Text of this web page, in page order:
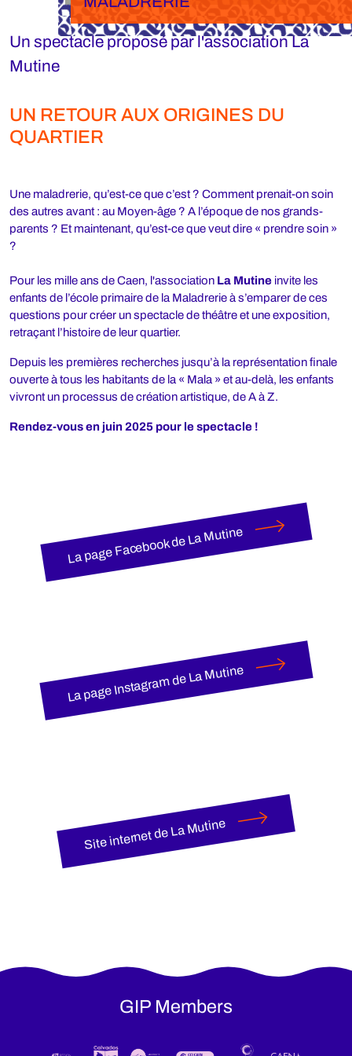
Un spectacle proposé par l'association La
Mutine
UN RETOUR AUX ORIGINES DU
QUARTIER
Une maladrerie, qu’est-ce que c’est ? Comment prenait-on soin
des autres avant : au Moyen-âge ? A l’époque de nos grands-
parents ? Et maintenant, qu’est-ce que veut dire « prendre soin »
?
Pour les mille ans de Caen, l'association La Mutine invite les
enfants de l’école primaire de la Maladrerie à s’emparer de ces
questions pour créer un spectacle de théâtre et une exposition,
retraçant l’histoire de leur quartier.
Depuis les premières recherches jusqu’à la représentation finale
ouverte à tous les habitants de la « Mala » et au-delà, les enfants
vivront un processus de création artistique, de A à Z.
Rendez-vous en juin 2025 pour le spectacle !
La page Facebook de La Mutine
La page Instagram de La Mutine
Site internet de La Mutine
GIP Members